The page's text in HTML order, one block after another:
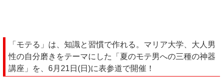
「モテる」は、知識と習慣で作れる。マリア大学、大人男
性の自分磨きをテーマにした「夏のモテ男への三種の神器
講座」を、6月21日(日)に表参道で開催！